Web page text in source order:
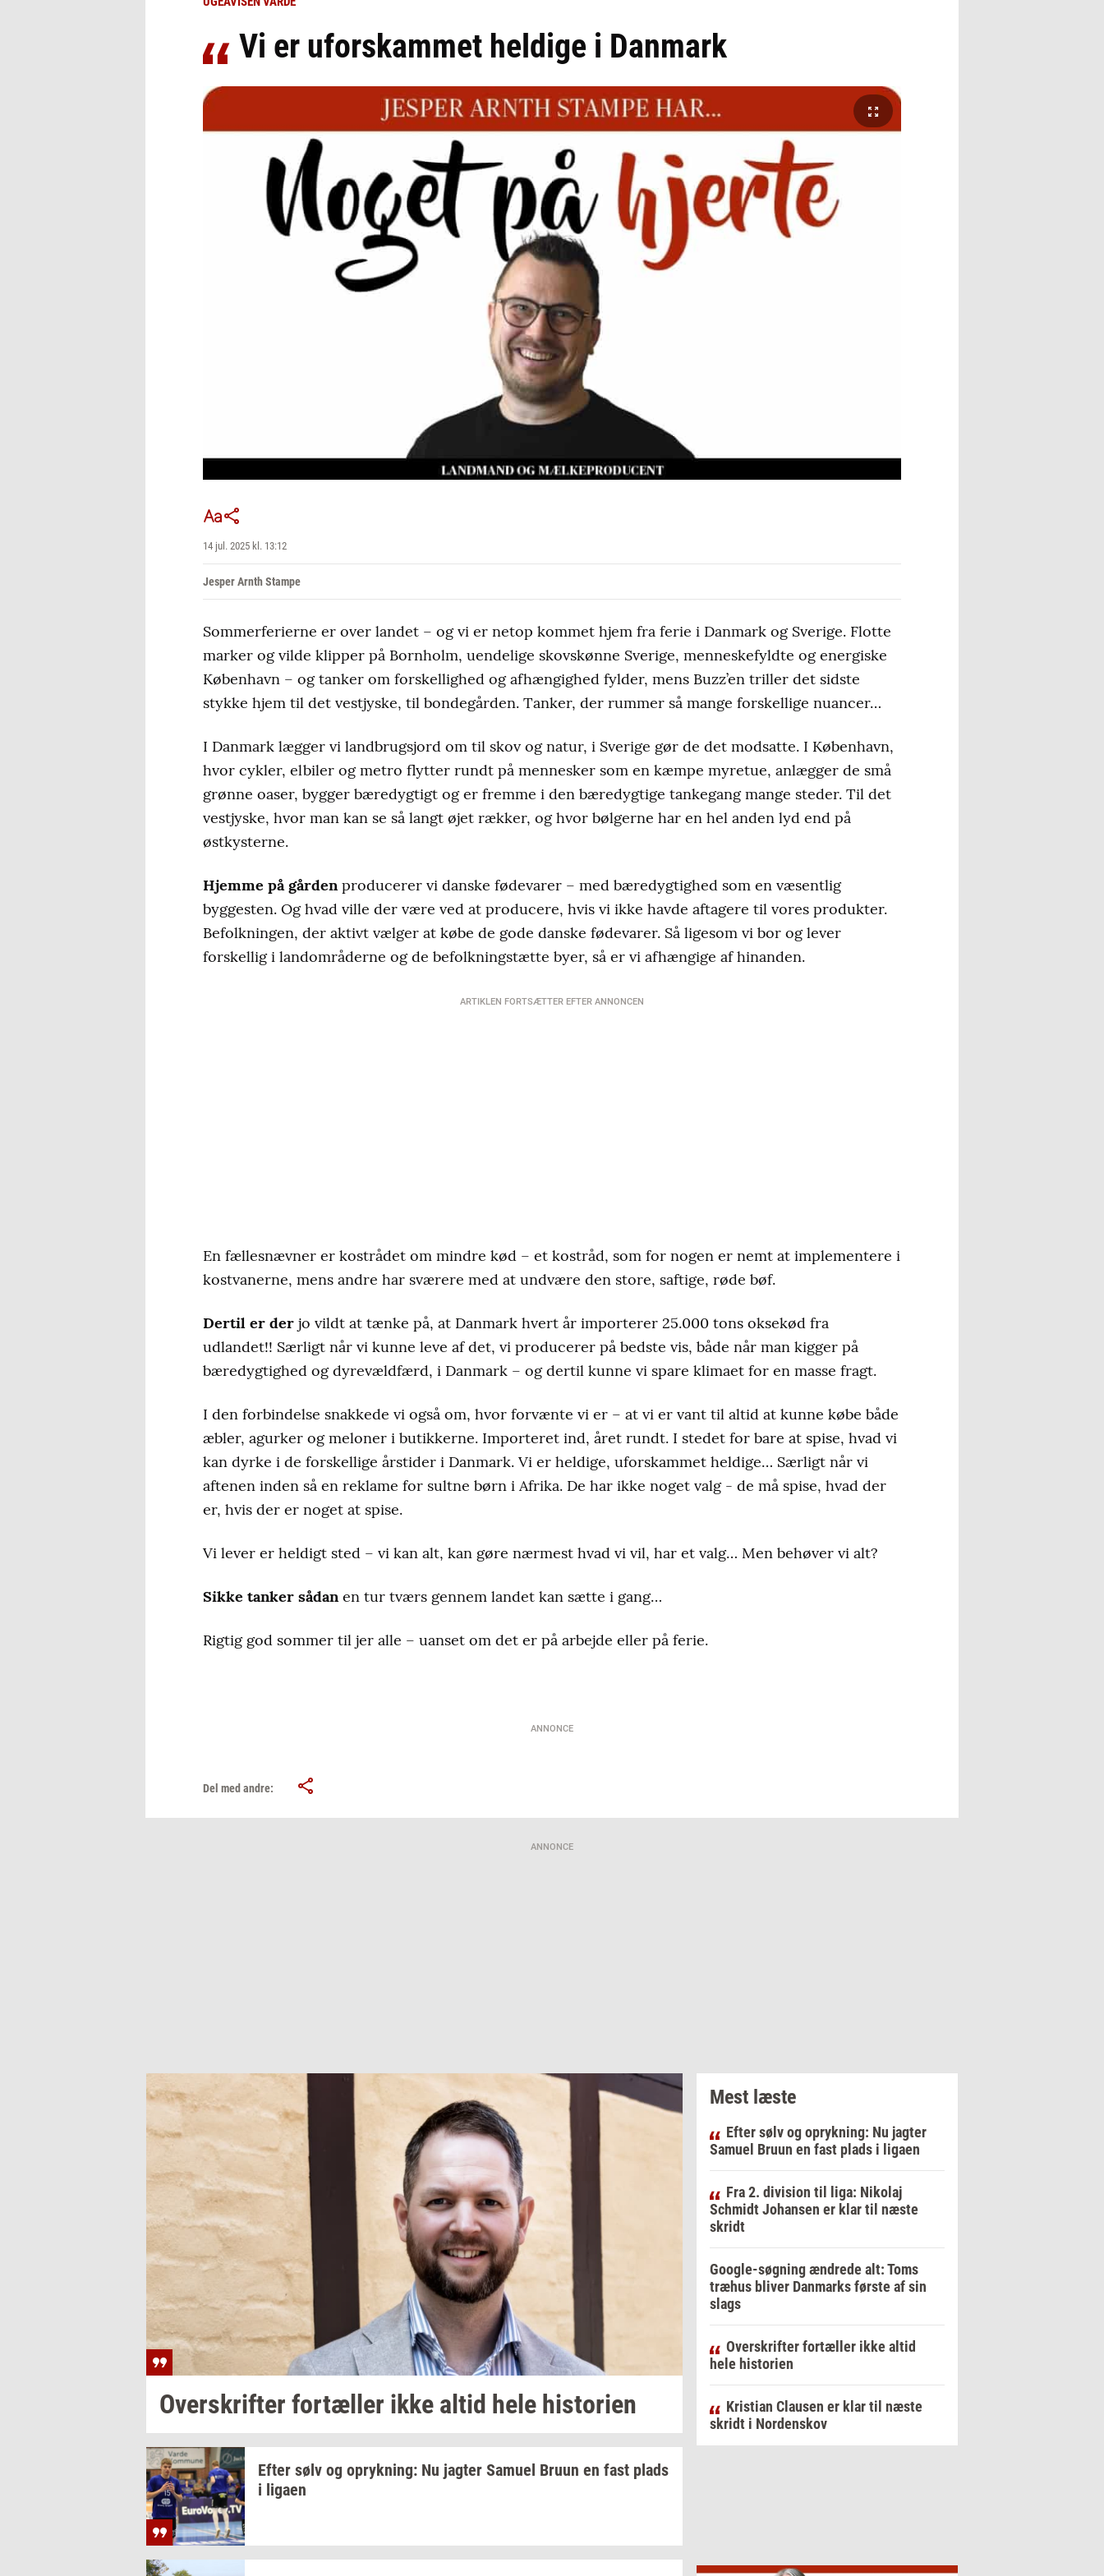
Vi er uforskammet heldige i Danmark
14 jul. 2025 kl. 13:12
Jesper Arnth Stampe
Sommerferierne er over landet – og vi er netop kommet hjem fra ferie i Danmark og Sverige. Flotte
marker og vilde klipper på Bornholm, uendelige skovskønne Sverige, menneskefyldte og energiske
København – og tanker om forskellighed og afhængighed fylder, mens Buzz’en triller det sidste
stykke hjem til det vestjyske, til bondegården. Tanker, der rummer så mange forskellige nuancer…
I Danmark lægger vi landbrugsjord om til skov og natur, i Sverige gør de det modsatte. I København,
hvor cykler, elbiler og metro flytter rundt på mennesker som en kæmpe myretue, anlægger de små
grønne oaser, bygger bæredygtigt og er fremme i den bæredygtige tankegang mange steder. Til det
vestjyske, hvor man kan se så langt øjet rækker, og hvor bølgerne har en hel anden lyd end på
østkysterne.
Hjemme på gårdenproducerer vi danske fødevarer – med bæredygtighed som en væsentlig
byggesten. Og hvad ville der være ved at producere, hvis vi ikke havde aftagere til vores produkter.
Befolkningen, der aktivt vælger at købe de gode danske fødevarer. Så ligesom vi bor og lever
forskellig i landområderne og de befolkningstætte byer, så er vi afhængige af hinanden.
ARTIKLEN FORTSÆTTER EFTER ANNONCEN
En fællesnævner er kostrådet om mindre kød – et kostråd, som for nogen er nemt at implementere i
kostvanerne, mens andre har sværere med at undvære den store, saftige, røde bøf.
Dertil er der jo vildt at tænke på, at Danmark hvert år importerer 25.000 tons oksekød fra
udlandet!! Særligt når vi kunne leve af det, vi producerer på bedste vis, både når man kigger på
bæredygtighed og dyrevældfærd, i Danmark – og dertil kunne vi spare klimaet for en masse fragt.
I den forbindelse snakkede vi også om, hvor forvænte vi er – at vi er vant til altid at kunne købe både
æbler, agurker og meloner i butikkerne. Importeret ind, året rundt. I stedet for bare at spise, hvad vi
kan dyrke i de forskellige årstider i Danmark. Vi er heldige, uforskammet heldige… Særligt når vi
aftenen inden så en reklame for sultne børn i Afrika. De har ikke noget valg - de må spise, hvad der
er, hvis der er noget at spise.
Vi lever er heldigt sted – vi kan alt, kan gøre nærmest hvad vi vil, har et valg… Men behøver vi alt?
Sikke tanker sådanen tur tværs gennem landet kan sætte i gang…
Rigtig god sommer til jer alle – uanset om det er på arbejde eller på ferie.
ANNONCE
Del med andre:
ANNONCE
Over­skrif­ter for­tæl­ler ikke altid hele hi­sto­ri­en
Efter sølv og op­ryk­ning: Nu jag­ter Samu­el Bruun en fast plads
i liga­en
Mest læste
Efter sølv og oprykning: Nu jagter
Samuel Bruun en fast plads i ligaen
Fra 2. division til liga: Nikolaj
Schmidt Johansen er klar til næste
skridt
Google-søgning ændrede alt: Toms
træhus bliver Danmarks første af sin
slags
Overskrifter fortæller ikke altid
hele historien
Kristian Clausen er klar til næste
skridt i Nordenskov